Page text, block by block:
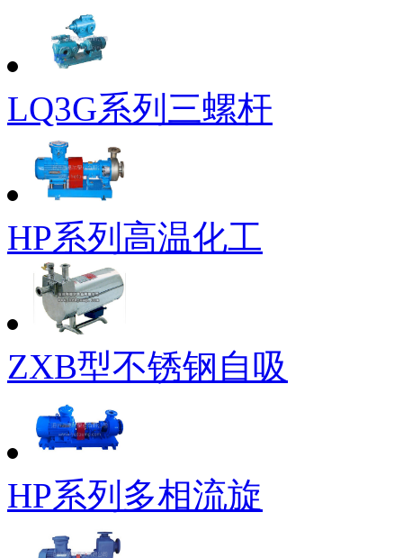
LQ3G系列三螺杆
HP系列高温化工
ZXB型不锈钢自吸
HP系列多相流旋